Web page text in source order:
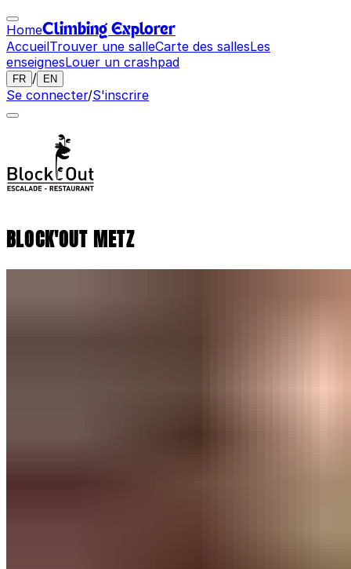
HomeClimbing Explorer
AccueilTrouver une salleCarte des sallesLes
enseignesLouer un crashpad
FR / EN
Se connecter/S'inscrire
BLOCK'OUT METZ